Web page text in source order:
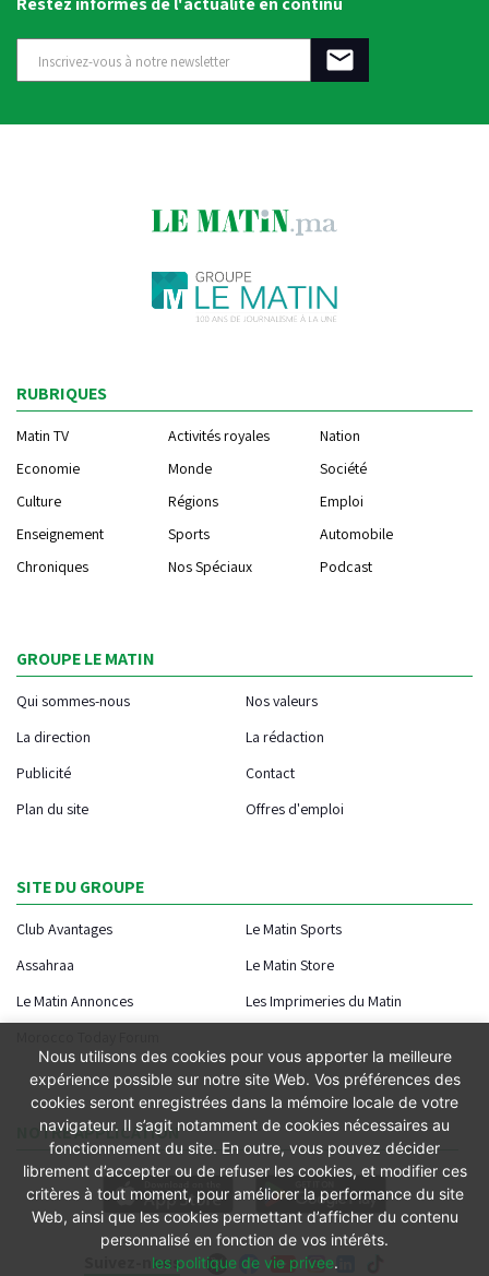
Suivez-nous
RUBRIQUES
Matin TV Activités royales
Nation
Economie
Monde
Société
Culture
Régions
Emploi
Enseignement
Sports
Automobile
Chroniques
Nos Spéciaux Podcast
GROUPE LE MATIN
Qui sommes-nous
Nos valeurs
La direction
La rédaction
Publicité
Contact
Plan du site
Offres d'emploi
SITE DU GROUPE
Club Avantages
Le Matin Sports
Assahraa
Le Matin Store
Le Matin Annonces
Les Imprimeries du Matin
NOTRE APPLICATION
Nous utilisons des cookies pour vous apporter la meilleure
expérience possible sur notre site Web. Vos préférences des
cookies seront enregistrées dans la mémoire locale de votre
navigateur. Il s’agit notamment de cookies nécessaires au
fonctionnement du site. En outre, vous pouvez décider
librement d’accepter ou de refuser les cookies, et modifier ces
critères à tout moment, pour améliorer la performance du site
Web, ainsi que les cookies permettant d’afficher du contenu
personnalisé en fonction de vos intérêts.
les politique de vie privee.